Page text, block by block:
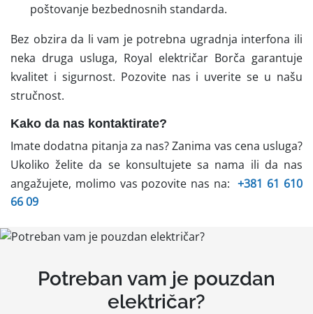
poštovanje bezbednosnih standarda.
Bez obzira da li vam je potrebna ugradnja interfona ili
neka druga usluga, Royal električar Borča garantuje
kvalitet i sigurnost. Pozovite nas i uverite se u našu
stručnost.
Kako da nas kontaktirate?
Imate dodatna pitanja za nas? Zanima vas cena usluga?
Ukoliko želite da se konsultujete sa nama ili da nas
angažujete, molimo vas pozovite nas na: +381 61 610
66 09
Potreban vam je pouzdan
električar?